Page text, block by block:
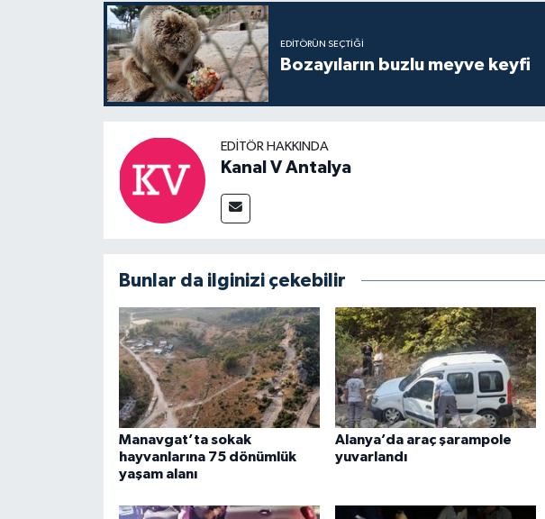
EDITÖRÜN SEÇTIĞI
Bozayıların buzlu meyve keyfi
EDITÖR HAKKINDA
Kanal V Antalya
Bunlar da ilginizi çekebilir
Manavgat’ta sokak
hayvanlarına 75 dönümlük
yaşam alanı
Alanya’da araç şarampole
yuvarlandı